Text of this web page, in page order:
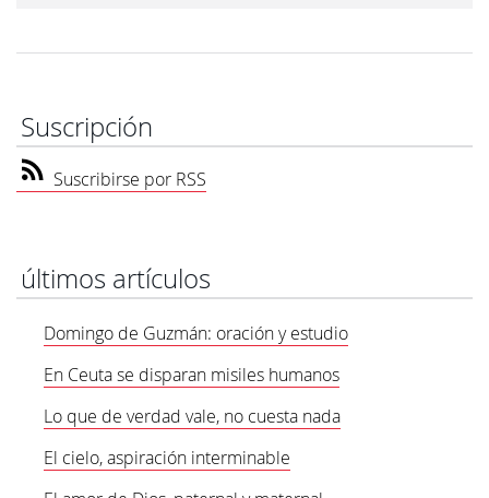
Suscripción
Suscribirse por RSS
últimos artículos
Domingo de Guzmán: oración y estudio
En Ceuta se disparan misiles humanos
Lo que de verdad vale, no cuesta nada
El cielo, aspiración interminable